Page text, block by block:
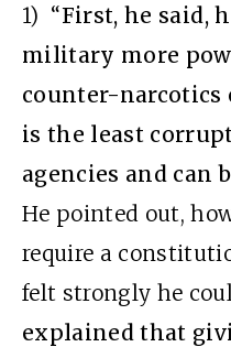
1) “First, he said,
military more
counter-narcotics
is the least
agencies and can
He pointed out,
require a
felt strongly he
explained that